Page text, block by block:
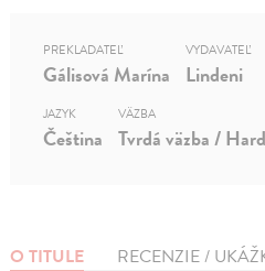
O TITULE RECENZIE /
PREKLADATEĽ
Gálisová Marína
VYDAVATEĽ
Lindeni
JAZYK
Čeština
VÄZBA
Tvrdá väzba /